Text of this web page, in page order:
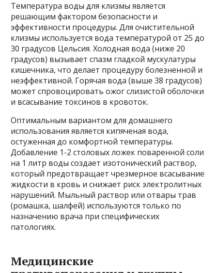
Температура воды для клизмы является
решающим фактором безопасности и
эффективности процедуры. Для очистительной
клизмы используется вода температурой от 25 до
30 градусов Цельсия. Холодная вода (ниже 20
градусов) вызывает спазм гладкой мускулатуры
кишечника, что делает процедуру болезненной и
неэффективной. Горячая вода (выше 38 градусов)
может спровоцировать ожог слизистой оболочки
и всасывание токсинов в кровоток.
Оптимальным вариантом для домашнего
использования является кипяченая вода,
остуженная до комфортной температуры.
Добавление 1-2 столовых ложек поваренной соли
на 1 литр воды создает изотонический раствор,
который предотвращает чрезмерное всасывание
жидкости в кровь и снижает риск электролитных
нарушений. Мыльный раствор или отвары трав
(ромашка, шалфей) используются только по
назначению врача при специфических
патологиях.
Медицинские